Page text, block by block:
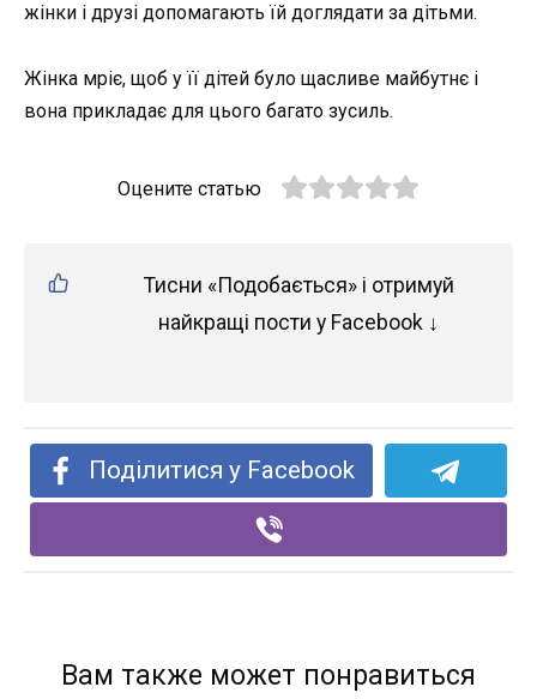
жінки і друзі допомагають їй доглядати за дітьми.
Жінка мріє, щоб у її дітей було щасливе майбутнє і
вона прикладає для цього багато зусиль.
Оцените статью
Тисни «Подобається» і отримуй
найкращі пости у Facebook ↓
Поділитися у Facebook
Вам также может понравиться